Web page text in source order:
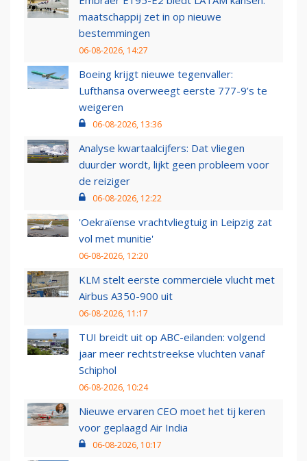
maatschappij zet in op nieuwe
bestemmingen
06-08-2026, 14:27
Boeing krijgt nieuwe tegenvaller:
Lufthansa overweegt eerste 777-9’s te
weigeren
06-08-2026, 13:36
Analyse kwartaalcijfers: Dat vliegen
duurder wordt, lijkt geen probleem voor
de reiziger
06-08-2026, 12:22
'Oekraïense vrachtvliegtuig in Leipzig zat
vol met munitie'
06-08-2026, 12:20
KLM stelt eerste commerciële vlucht met
Airbus A350-900 uit
06-08-2026, 11:17
TUI breidt uit op ABC-eilanden: volgend
jaar meer rechtstreekse vluchten vanaf
Schiphol
06-08-2026, 10:24
Nieuwe ervaren CEO moet het tij keren
voor geplaagd Air India
06-08-2026, 10:17